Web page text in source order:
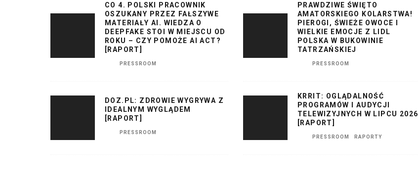
CO 4. POLSKI PRACOWNIK
OSZUKANY PRZEZ FAŁSZYWE
MATERIAŁY AI. WIEDZA O
DEEPFAKE STOI W MIEJSCU OD
ROKU – CZY POMOŻE AI ACT?
[RAPORT]
PRESSROOM
PRAWDZIWE ŚWIĘTO
AMATORSKIEGO KOLARSTWA!
PIEROGI, ŚWIEŻE OWOCE I
WIELKIE EMOCJE Z LIDL
POLSKA W BUKOWINIE
TATRZAŃSKIEJ
PRESSROOM
DOZ.PL: ZDROWIE WYGRYWA Z
IDEALNYM WYGLĄDEM
[RAPORT]
PRESSROOM
KRRIT: OGLĄDALNOŚĆ
PROGRAMÓW I AUDYCJI
TELEWIZYJNYCH W LIPCU 2026
[RAPORT]
PRESSROOM RAPORTY